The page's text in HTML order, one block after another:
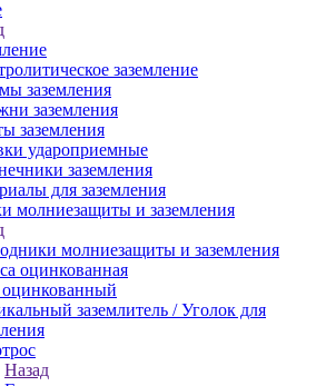
заземление
заземления
заземления
заземления
удароприемные
заземления
для заземления
молниезащиты и заземления
молниезащиты и заземления
оцинкованная
заземлитель / Уголок для
Назад